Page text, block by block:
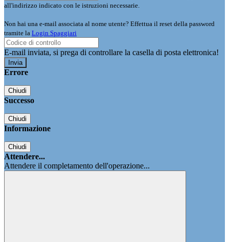
all'indirizzo indicato con le istruzioni necessarie.
Non hai una e-mail associata al nome utente? Effettua il reset della password
tramite la Login Spaggiari
E-mail inviata, si prega di controllare la casella di posta elettronica!
Errore
Chiudi
Successo
Chiudi
Informazione
Chiudi
Attendere...
Attendere il completamento dell'operazione...